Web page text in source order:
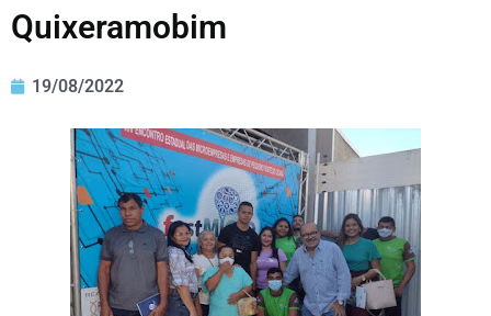
Quixeramobim
19/08/2022